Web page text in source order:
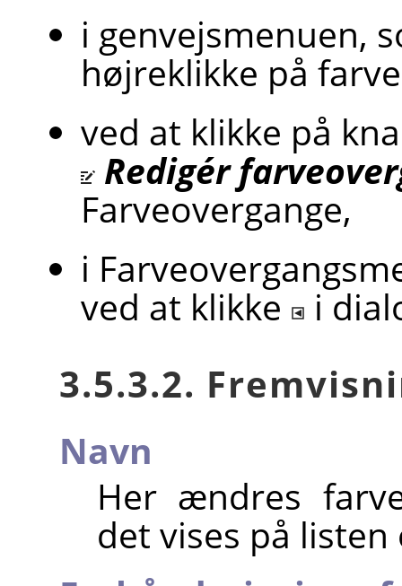
i genvejsmenuen,
højreklikke på
ved at klikke på
Redigér
Farveovergange,
i
ved at klikke
i
3.5.3.2.
Navn
Her ændres
det vises på